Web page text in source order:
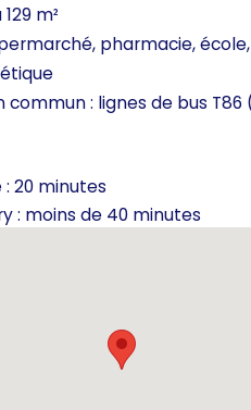
m²
pharmacie,
: lignes de bus
20 minutes
: moins de 40 minutes